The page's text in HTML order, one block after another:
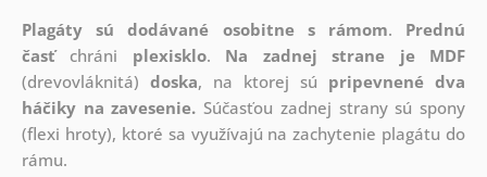
Plagáty sú dodávané osobitne s rámom. Prednú
časťchráni plexisklo. Na zadnej strane je
MDF
(drevovláknitá) doska, na ktorej sú pripevnené dva
háčiky na zavesenie.Súčasťou zadnej strany sú spony
(flexi hroty), ktoré sa využívajú na zachytenie plagátu do
rámu.